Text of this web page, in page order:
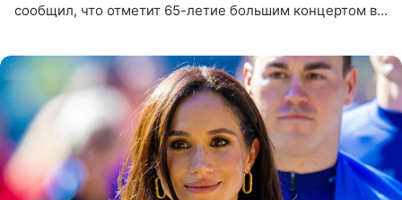
сообщил, что отметит 65-летие большим концертом в